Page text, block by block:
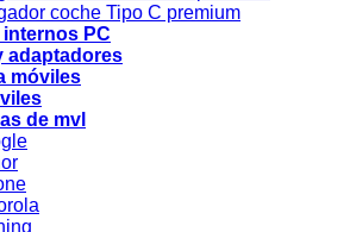
coche Tipo C premium
PC
adaptadores
móviles
de mvl